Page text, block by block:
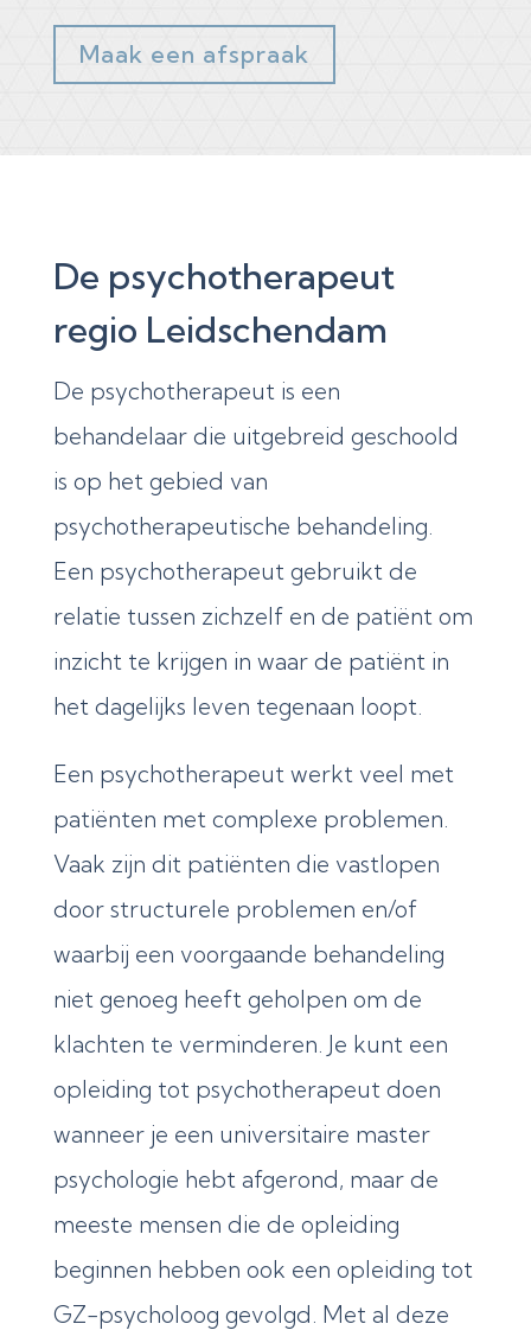
Maak een afspraak
De psychotherapeut
regio Leidschendam
De psychotherapeut is een
behandelaar die uitgebreid geschoold
is op het gebied van
psychotherapeutische behandeling.
Een psychotherapeut gebruikt de
relatie tussen zichzelf en de patiënt om
inzicht te krijgen in waar de patiënt in
het dagelijks leven tegenaan loopt.
Een psychotherapeut werkt veel met
patiënten met complexe problemen.
Vaak zijn dit patiënten die vastlopen
door structurele problemen en/of
waarbij een voorgaande behandeling
niet genoeg heeft geholpen om de
klachten te verminderen. Je kunt een
opleiding tot psychotherapeut doen
wanneer je een universitaire master
psychologie hebt afgerond, maar de
meeste mensen die de opleiding
beginnen hebben ook een opleiding tot
GZ-psycholoog gevolgd. Met al deze